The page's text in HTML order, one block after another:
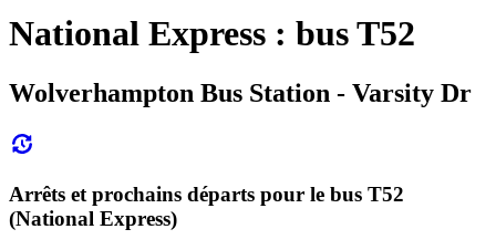
National Express : bus T52
Wolverhampton Bus Station - Varsity Dr
Arrêts et prochains départs pour le bus T52
(National Express)